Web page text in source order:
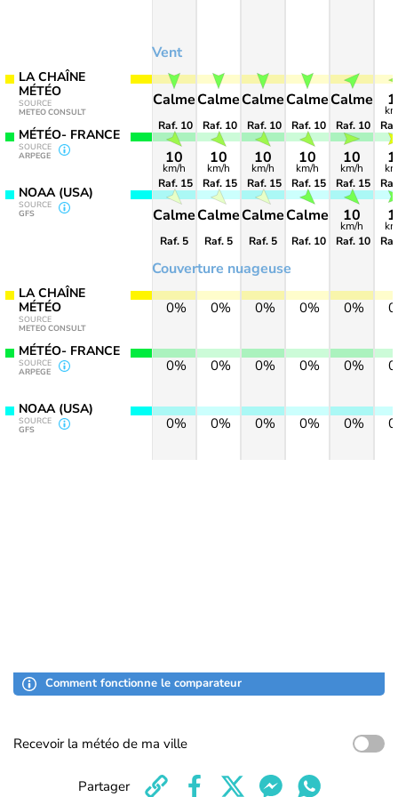
LA CHAÎNE
MÉTÉO
SOURCE
METEO CONSULT
MÉTÉO- FRANCE
SOURCE
ARPEGE
NOAA (USA)
SOURCE
GFS
LA CHAÎNE
MÉTÉO
SOURCE
METEO CONSULT
MÉTÉO- FRANCE
SOURCE
ARPEGE
NOAA (USA)
SOURCE
GFS
Vent
Couverture nuageuse
Calme
Raf. 10
10
km/h
Raf. 15
Calme
Raf. 5
0%
0%
0%
Calme
Raf. 10
10
km/h
Raf. 15
Calme
Raf. 5
0%
0%
0%
Calme
Raf. 10
10
km/h
Raf. 15
Calme
Raf. 5
0%
0%
0%
Calme
Raf. 10
10
km/h
Raf. 15
Calme
Raf. 10
0%
0%
0%
Calme
Raf. 10
10
km/h
Raf. 15
10
km/h
Raf. 10
0%
0%
0%
Comment fonctionne le comparateur
Recevoir la météo de ma ville
Partager